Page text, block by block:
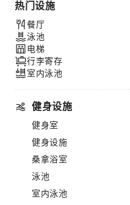
热门设施
餐厅
泳池
电梯
行李寄存
室内泳池
健身设施
健身室
健身设施
桑拿浴室
泳池
室内泳池